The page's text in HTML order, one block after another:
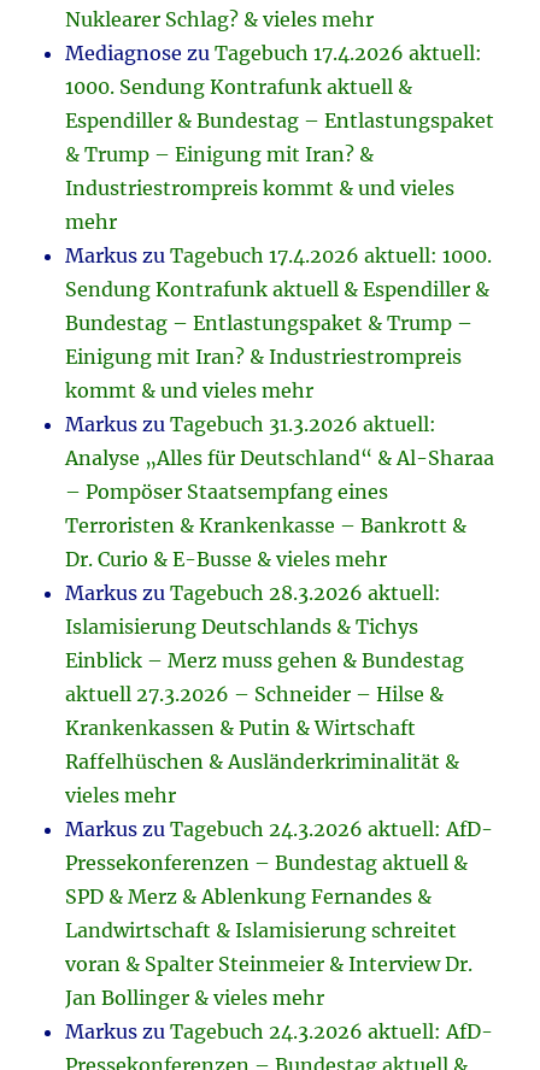
Nuklearer Schlag? & vieles mehr
Mediagnose zuTagebuch 17.4.2026 aktuell:
1000. Sendung Kontrafunk aktuell &
Espendiller & Bundestag – Entlastungspaket
& Trump – Einigung mit Iran? &
Industriestrompreis kommt & und vieles
mehr
Markus zuTagebuch 17.4.2026 aktuell: 1000.
Sendung Kontrafunk aktuell & Espendiller &
Bundestag – Entlastungspaket & Trump –
Einigung mit Iran? & Industriestrompreis
kommt & und vieles mehr
Markus zuTagebuch 31.3.2026 aktuell:
Analyse „Alles für Deutschland“ & Al-Sharaa
– Pompöser Staatsempfang eines
Terroristen & Krankenkasse – Bankrott &
Dr. Curio & E-Busse & vieles mehr
Markus zuTagebuch 28.3.2026 aktuell:
Islamisierung Deutschlands & Tichys
Einblick – Merz muss gehen & Bundestag
aktuell 27.3.2026 – Schneider – Hilse &
Krankenkassen & Putin & Wirtschaft
Raffelhüschen & Ausländerkriminalität &
vieles mehr
Markus zuTagebuch 24.3.2026 aktuell: AfD-
Pressekonferenzen – Bundestag aktuell &
SPD & Merz & Ablenkung Fernandes &
Landwirtschaft & Islamisierung schreitet
voran & Spalter Steinmeier & Interview Dr.
Jan Bollinger & vieles mehr
Markus zuTagebuch 24.3.2026 aktuell: AfD-